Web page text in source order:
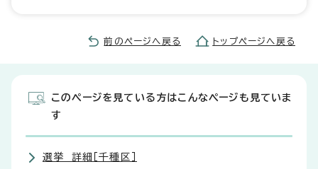
前のページへ戻る トップページへ戻る
このページを見ている方はこんなページも見ていま
す
選挙 詳細［千種区］